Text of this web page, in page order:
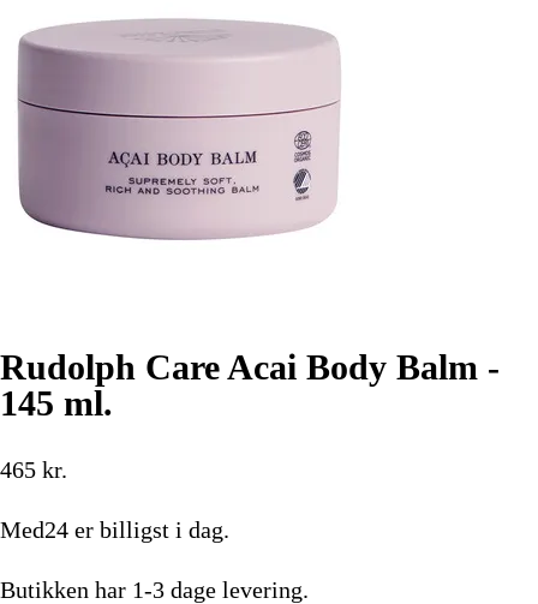
Rudolph Care Acai Body Balm -
145 ml.
465 kr.
Med24 er billigst i dag.
Butikken har 1-3 dage levering.